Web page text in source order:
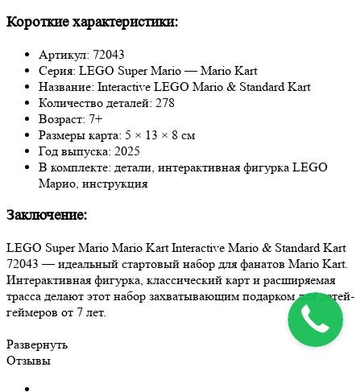
Короткие характеристики:
Артикул: 72043
Серия: LEGO Super Mario — Mario Kart
Название: Interactive LEGO Mario & Standard Kart
Количество деталей: 278
Возраст: 7+
Размеры карта: 5 × 13 × 8 см
Год выпуска: 2025
В комплекте: детали, интерактивная фигурка LEGO
Марио, инструкция
Заключение:
LEGO Super Mario Mario Kart Interactive Mario & Standard Kart
72043 — идеальный стартовый набор для фанатов Mario Kart.
Интерактивная фигурка, классический карт и расширяемая
трасса делают этот набор захватывающим подарком для детей-
геймеров от 7 лет.
Развернуть
Отзывы